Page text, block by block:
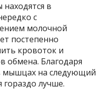
в
с
молочной
постепенно
кровоток и
обмена. Благодаря
мышцах на следующий
гораздо лучше.